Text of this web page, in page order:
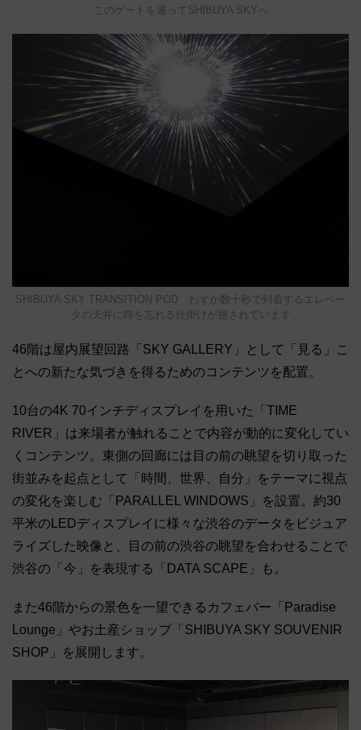
このゲートを通ってSHIBUYA SKYへ
SHIBUYA SKY TRANSITION POD わずか数十秒で到着するエレベー
タの天井に時を忘れる仕掛けが施されています
46階は屋内展望回路「SKY GALLERY」として「見る」こ
とへの新たな気づきを得るためのコンテンツを配置。
10台の4K 70インチディスプレイを用いた「TIME
RIVER」は来場者が触れることで内容が動的に変化してい
くコンテンツ。東側の回廊には目の前の眺望を切り取った
街並みを起点として「時間、世界、自分」をテーマに視点
の変化を楽しむ「PARALLEL WINDOWS」を設置。約30
平米のLEDディスプレイに様々な渋谷のデータをビジュア
ライズした映像と、目の前の渋谷の眺望を合わせることで
渋谷の「今」を表現する「DATA SCAPE」も。
また46階からの景色を一望できるカフェバー「Paradise
Lounge」やお土産ショップ「SHIBUYA SKY SOUVENIR
SHOP」を展開します。